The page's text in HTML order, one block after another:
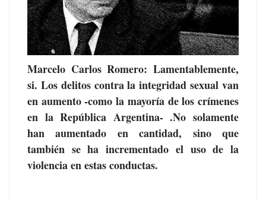
Marcelo Carlos Romero: Lamentablemente,
si. Los delitos contra la integridad sexual van
en aumento -como la mayoría de los crímenes
en la República Argentina- .No solamente
han aumentado en cantidad, sino que
también se ha incrementado el uso de la
violencia en estas conductas.